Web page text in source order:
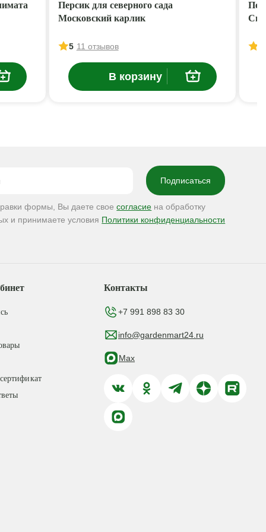
Персик для северного сада
Московский карлик
5 11 отзывов
В корзину
формы, Вы даете своесогласие на обработку
и принимаете условия Политики конфиденциальности
Контакты
+7 991 898 83 30
info@gardenmart24.ru
Max